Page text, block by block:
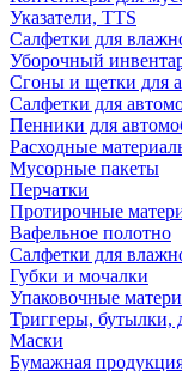
Указатели, TTS
Салфетки для
Уборочный
Сгоны и щетки для
Салфетки для
Пенники для
Расходные
Мусорные пакеты
Перчатки
Протирочные
Вафельное полотно
Салфетки для
Губки и мочалки
Упаковочные
Триггеры, бутылки,
Маски
Бумажная